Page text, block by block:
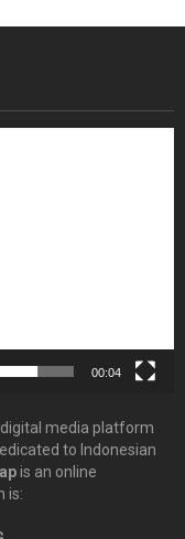
00:04
media platform
to Indonesian
is an online
is: